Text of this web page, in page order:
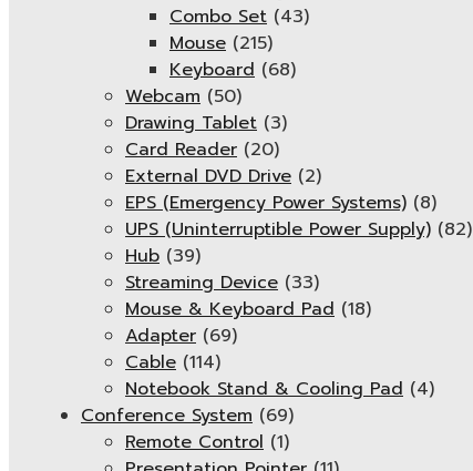
Combo Set (43)
Mouse (215)
Keyboard (68)
Webcam (50)
Drawing Tablet (3)
Card Reader (20)
External DVD Drive (2)
EPS (Emergency Power Systems) (8)
UPS (Uninterruptible Power Supply) (82)
Hub (39)
Streaming Device (33)
Mouse & Keyboard Pad (18)
Adapter (69)
Cable (114)
Notebook Stand & Cooling Pad (4)
Conference System (69)
Remote Control (1)